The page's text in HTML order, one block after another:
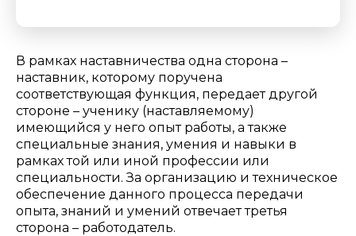
В рамках наставничества одна сторона –
наставник, которому поручена
соответствующая функция, передает другой
стороне – ученику (наставляемому)
имеющийся у него опыт работы, а также
специальные знания, умения и навыки в
рамках той или иной профессии или
специальности. За организацию и техническое
обеспечение данного процесса передачи
опыта, знаний и умений отвечает третья
сторона – работодатель.